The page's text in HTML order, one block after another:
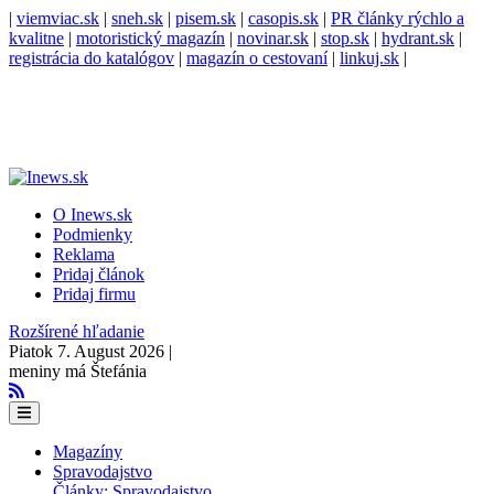
| viemviac.sk | sneh.sk | pisem.sk | casopis.sk | PR články rýchlo a
kvalitne | motoristický magazín | novinar.sk | stop.sk | hydrant.sk |
registrácia do katalógov | magazín o cestovaní| linkuj.sk |
O Inews.sk
Podmienky
Reklama
Pridaj článok
Pridaj firmu
Rozšírené hľadanie
Piatok 7. August 2026 |
meniny má Štefánia
Magazíny
Spravodajstvo